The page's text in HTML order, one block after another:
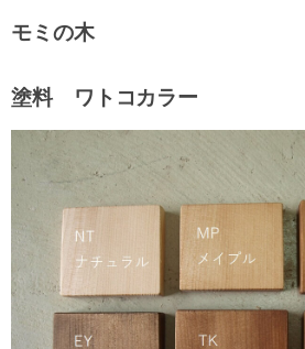
モミの木
塗料 ワトコカラー